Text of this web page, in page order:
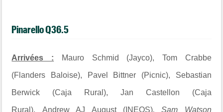
Pinarello Q36.5
Arrivées : Mauro Schmid (Jayco), Tom Crabbe
(Flanders Baloise), Pavel Bittner (Picnic), Sebastian
Berwick (Caja Rural), Jan Castellon (Caja
Rural), Andrew AJ August (INEOS), Sam Watson